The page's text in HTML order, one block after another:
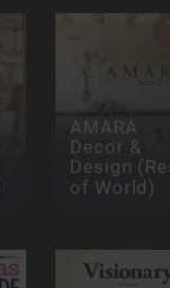
AMARA
Decor &
Design
of World)